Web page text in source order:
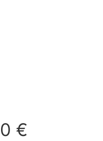
€